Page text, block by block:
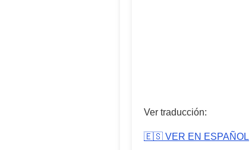
Ver traducción:
🇪🇸 VER EN ESPAÑOL